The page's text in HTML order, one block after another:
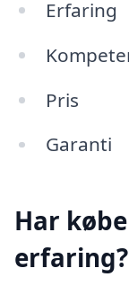
Erfaring
Pris
Garanti
Har
erfaring?